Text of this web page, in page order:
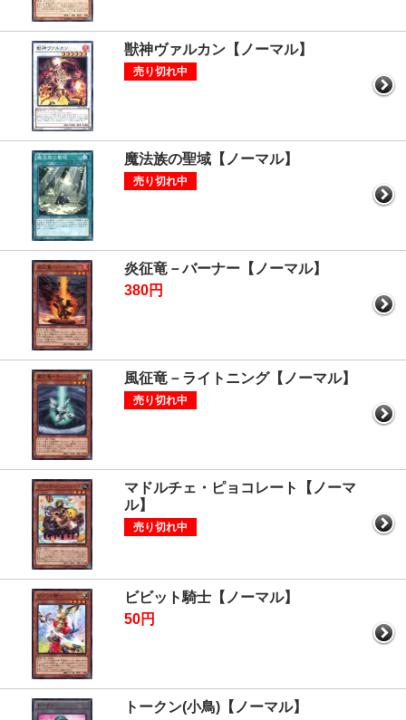
獣神ヴァルカン【ノーマル】
売り切れ中
魔法族の聖域【ノーマル】
売り切れ中
炎征竜－バーナー【ノーマル】
380円
風征竜－ライトニング【ノーマル】
売り切れ中
マドルチェ・ピョコレート【ノーマ
ル】
売り切れ中
ビビット騎士【ノーマル】
50円
トークン(小鳥)【ノーマル】